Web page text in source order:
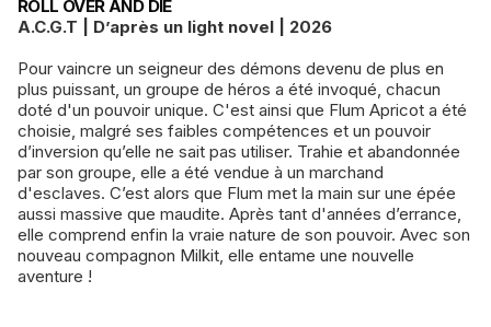
ROLL OVER AND DIE
A.C.G.T | D’après un light novel | 2026
Pour vaincre un seigneur des démons devenu de plus en
plus puissant, un groupe de héros a été invoqué, chacun
doté d'un pouvoir unique. C'est ainsi que Flum Apricot a été
choisie, malgré ses faibles compétences et un pouvoir
d’inversion qu’elle ne sait pas utiliser. Trahie et abandonnée
par son groupe, elle a été vendue à un marchand
d'esclaves. C’est alors que Flum met la main sur une épée
aussi massive que maudite. Après tant d'années d’errance,
elle comprend enfin la vraie nature de son pouvoir. Avec son
nouveau compagnon Milkit, elle entame une nouvelle
aventure !